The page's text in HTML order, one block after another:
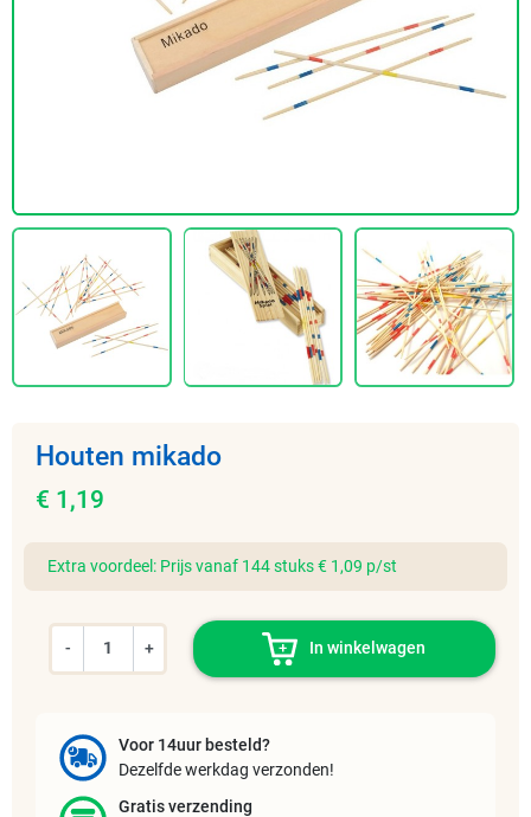
Houten mikado
€ 1,19
Extra voordeel: Prijs vanaf 144 stuks € 1,09 p/st
- + In winkelwagen
Voor 14uur besteld?
Dezelfde werkdag verzonden!
Gratis verzending